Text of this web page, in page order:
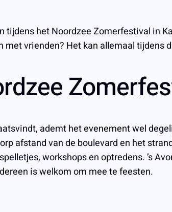
het Noordzee Zomerfestival in
vrienden? Het kan allemaal tijdens
ademt het evenement wel
afstand van de boulevard en het
workshops en optredens. ’s
is welkom om mee te feesten.